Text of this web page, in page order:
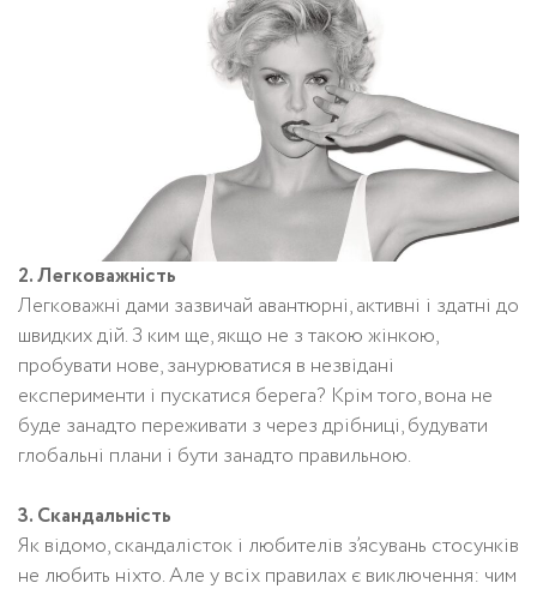
2. Легковажність
Легковажні дами зазвичай авантюрні, активні і здатні до
швидких дій. З ким ще, якщо не з такою жінкою,
пробувати нове, занурюватися в незвідані
експерименти і пускатися берега? Крім того, вона не
буде занадто переживати з через дрібниці, будувати
глобальні плани і бути занадто правильною.
3. Скандальність
Як відомо, скандалісток і любителів з’ясувань стосунків
не любить ніхто. Але у всіх правилах є виключення: чим